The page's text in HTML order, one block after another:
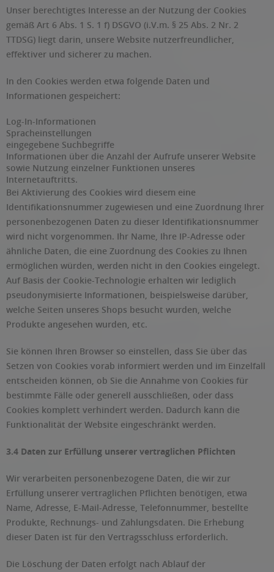
Unser berechtigtes Interesse an der Nutzung der Cookies
gemäß Art 6 Abs. 1 S. 1 f) DSGVO (i.V.m. § 25 Abs. 2 Nr. 2
TTDSG) liegt darin, unsere Website nutzerfreundlicher,
effektiver und sicherer zu machen.
In den Cookies werden etwa folgende Daten und
Informationen gespeichert:
Log-In-Informationen
Spracheinstellungen
eingegebene Suchbegriffe
Informationen über die Anzahl der Aufrufe unserer Website
sowie Nutzung einzelner Funktionen unseres
Internetauftritts.
Bei Aktivierung des Cookies wird diesem eine
Identifikationsnummer zugewiesen und eine Zuordnung Ihrer
personenbezogenen Daten zu dieser Identifikationsnummer
wird nicht vorgenommen. Ihr Name, Ihre IP-Adresse oder
ähnliche Daten, die eine Zuordnung des Cookies zu Ihnen
ermöglichen würden, werden nicht in den Cookies eingelegt.
Auf Basis der Cookie-Technologie erhalten wir lediglich
pseudonymisierte Informationen, beispielsweise darüber,
welche Seiten unseres Shops besucht wurden, welche
Produkte angesehen wurden, etc.
Sie können Ihren Browser so einstellen, dass Sie über das
Setzen von Cookies vorab informiert werden und im Einzelfall
entscheiden können, ob Sie die Annahme von Cookies für
bestimmte Fälle oder generell ausschließen, oder dass
Cookies komplett verhindert werden. Dadurch kann die
Funktionalität der Website eingeschränkt werden.
3.4 Daten zur Erfüllung unserer vertraglichen Pflichten
Wir verarbeiten personenbezogene Daten, die wir zur
Erfüllung unserer vertraglichen Pflichten benötigen, etwa
Name, Adresse, E-Mail-Adresse, Telefonnummer, bestellte
Produkte, Rechnungs- und Zahlungsdaten. Die Erhebung
dieser Daten ist für den Vertragsschluss erforderlich.
Die Löschung der Daten erfolgt nach Ablauf der